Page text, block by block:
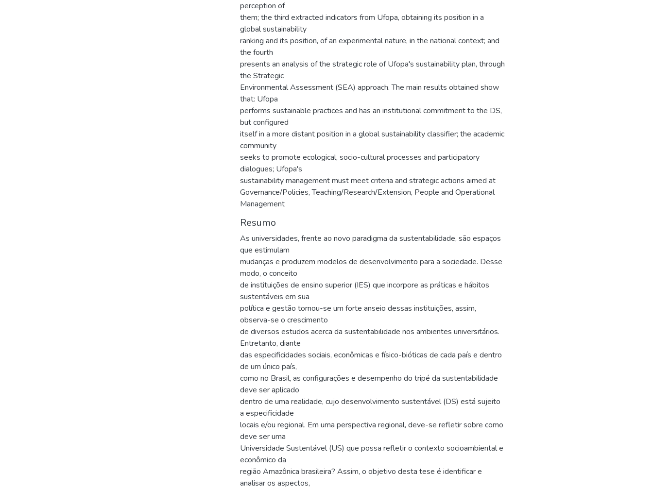
perception of
them; the third extracted indicators from Ufopa, obtaining its position in a
global sustainability
ranking and its position, of an experimental nature, in the national context; and
the fourth
presents an analysis of the strategic role of Ufopa's sustainability plan, through
the Strategic
Environmental Assessment (SEA) approach. The main results obtained show
that: Ufopa
performs sustainable practices and has an institutional commitment to the DS,
but configured
itself in a more distant position in a global sustainability classifier; the academic
community
seeks to promote ecological, socio-cultural processes and participatory
dialogues; Ufopa's
sustainability management must meet criteria and strategic actions aimed at
Governance/Policies, Teaching/Research/Extension, People and Operational
Management
Resumo
As universidades, frente ao novo paradigma da sustentabilidade, são espaços
que estimulam
mudanças e produzem modelos de desenvolvimento para a sociedade. Desse
modo, o conceito
de instituições de ensino superior (IES) que incorpore as práticas e hábitos
sustentáveis em sua
política e gestão tornou-se um forte anseio dessas instituições, assim,
observa-se o crescimento
de diversos estudos acerca da sustentabilidade nos ambientes universitários.
Entretanto, diante
das especificidades sociais, econômicas e físico-bióticas de cada país e dentro
de um único país,
como no Brasil, as configurações e desempenho do tripé da sustentabilidade
deve ser aplicado
dentro de uma realidade, cujo desenvolvimento sustentável (DS) está sujeito
a especificidade
locais e/ou regional. Em uma perspectiva regional, deve-se refletir sobre como
deve ser uma
Universidade Sustentável (US) que possa refletir o contexto socioambiental e
econômico da
região Amazônica brasileira? Assim, o objetivo desta tese é identificar e
analisar os aspectos,